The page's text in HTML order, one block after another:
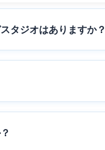
タジオはありますか？